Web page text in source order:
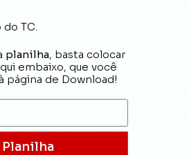
TC.
planilha, basta colocar
embaixo, que você
página de Download!
Planilha